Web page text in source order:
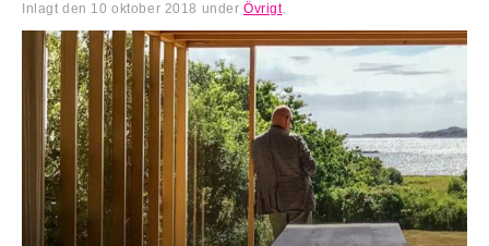
Inlagt den 10 oktober 2018 underÖvrigt.